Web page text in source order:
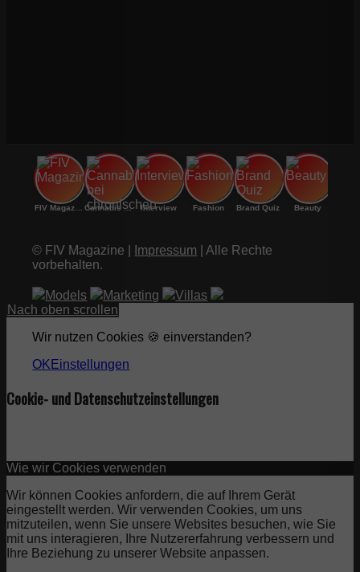
FIV Magazine Cannabis bei chronischen Interview Fashion Brand Quiz Beauty
© FIV Magazine | Impressum | Alle Rechte
vorbehalten.
Models Marketing
Villas
Nach oben scrollen
Wir nutzen Cookies 🍪 einverstanden?
OK Einstellungen
Cookie- und Datenschutzeinstellungen
Wie wir Cookies verwenden
Wir können Cookies anfordern, die auf Ihrem Gerät
eingestellt werden. Wir verwenden Cookies, um uns
mitzuteilen, wenn Sie unsere Websites besuchen, wie Sie
mit uns interagieren, Ihre Nutzererfahrung verbessern und
Ihre Beziehung zu unserer Website anpassen.